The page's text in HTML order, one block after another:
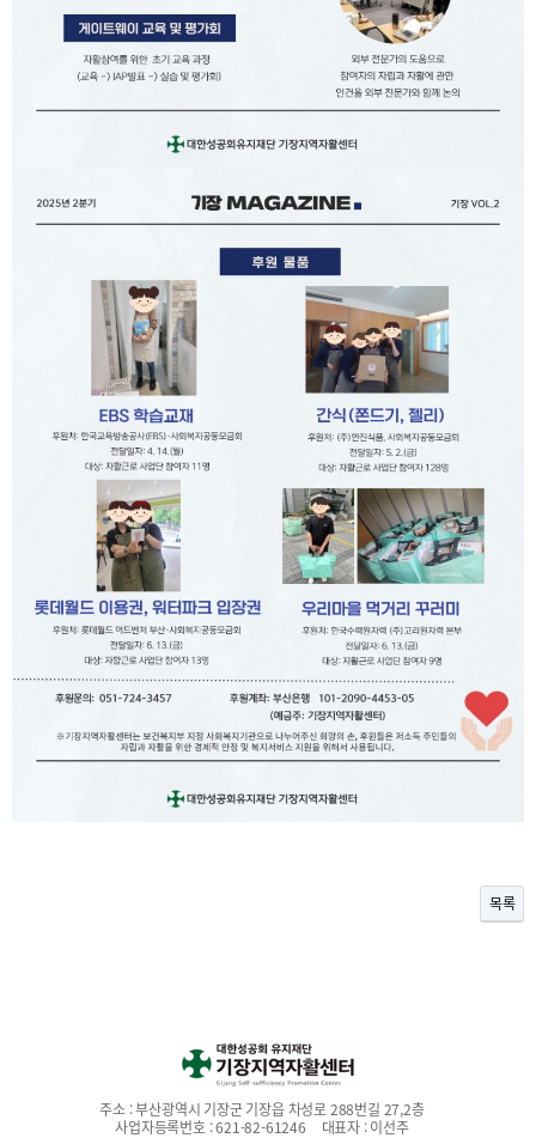
목록
주소 :부산광역시 기장군 기장읍 차성로 288번길 27,2층
사업자등록번호 :621-82-61246 대표자 :이선주